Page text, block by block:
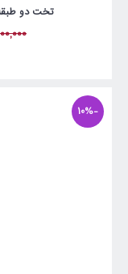
تخت دو طبقه
-10%